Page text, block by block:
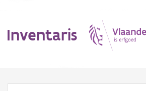
Inventaris